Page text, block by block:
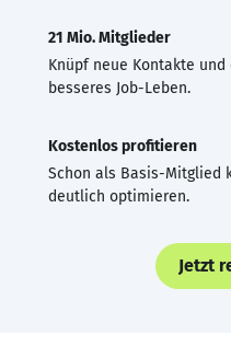
21 Mio. Mitglieder
Knüpf neue Kontakte
besseres Job-Leben.
Kostenlos profitieren
Schon als Basis-Mitglied
deutlich optimieren.
Jetzt